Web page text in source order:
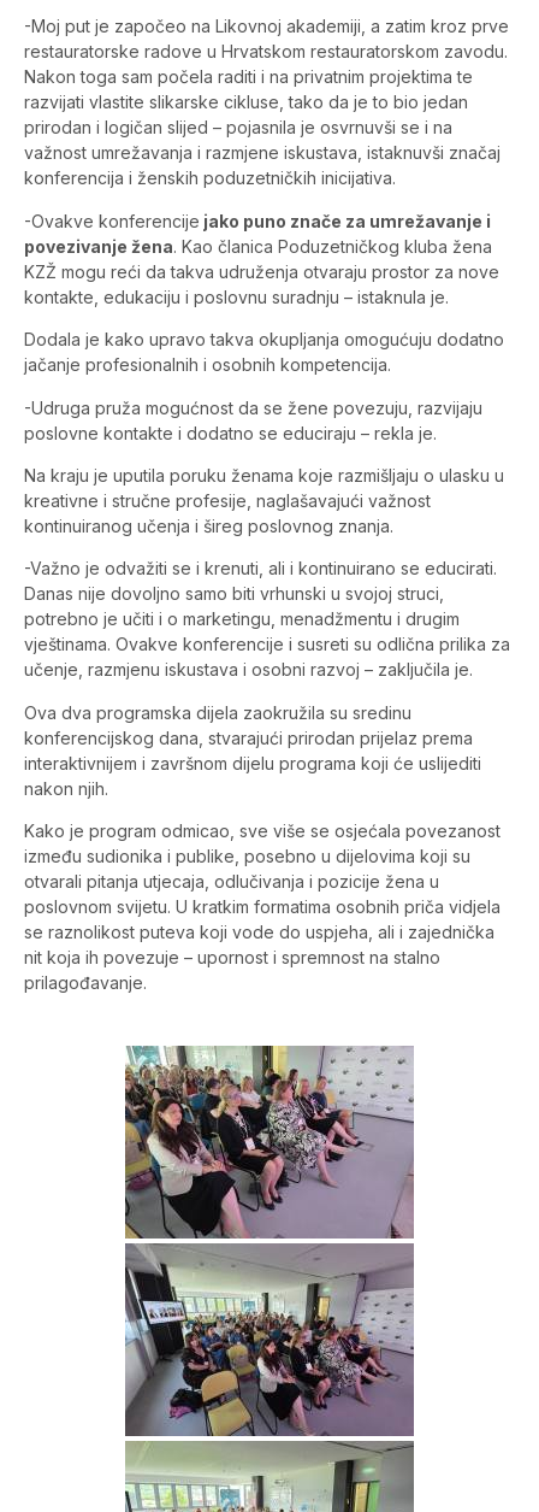
-Moj put je započeo na Likovnoj akademiji, a zatim kroz prve
restauratorske radove u Hrvatskom restauratorskom zavodu.
Nakon toga sam počela raditi i na privatnim projektima te
razvijati vlastite slikarske cikluse, tako da je to bio jedan
prirodan i logičan slijed – pojasnila je osvrnuvši se i na
važnost umrežavanja i razmjene iskustava, istaknuvši značaj
konferencija i ženskih poduzetničkih inicijativa.
-Ovakve konferencije jako puno znače za umrežavanje i
povezivanje žena. Kao članica Poduzetničkog kluba žena
KZŽ mogu reći da takva udruženja otvaraju prostor za nove
kontakte, edukaciju i poslovnu suradnju – istaknula je.
Dodala je kako upravo takva okupljanja omogućuju dodatno
jačanje profesionalnih i osobnih kompetencija.
-Udruga pruža mogućnost da se žene povezuju, razvijaju
poslovne kontakte i dodatno se educiraju – rekla je.
Na kraju je uputila poruku ženama koje razmišljaju o ulasku u
kreativne i stručne profesije, naglašavajući važnost
kontinuiranog učenja i šireg poslovnog znanja.
-Važno je odvažiti se i krenuti, ali i kontinuirano se educirati.
Danas nije dovoljno samo biti vrhunski u svojoj struci,
potrebno je učiti i o marketingu, menadžmentu i drugim
vještinama. Ovakve konferencije i susreti su odlična prilika za
učenje, razmjenu iskustava i osobni razvoj – zaključila je.
Ova dva programska dijela zaokružila su sredinu
konferencijskog dana, stvarajući prirodan prijelaz prema
interaktivnijem i završnom dijelu programa koji će uslijediti
nakon njih.
Kako je program odmicao, sve više se osjećala povezanost
između sudionika i publike, posebno u dijelovima koji su
otvarali pitanja utjecaja, odlučivanja i pozicije žena u
poslovnom svijetu. U kratkim formatima osobnih priča vidjela
se raznolikost puteva koji vode do uspjeha, ali i zajednička
nit koja ih povezuje – upornost i spremnost na stalno
prilagođavanje.